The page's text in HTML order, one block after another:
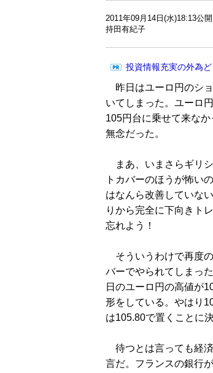
2011年09月14日(水)18:13公
持田有紀子
投資情報充実の外為ど
昨日はユーロ円のシ
いてしまった。ユーロ
105円台に乗せて来な
無念だった。
まあ、いまさらギリ
トカバーのほうが怖い
はなんら改善していな
りから完全に下向きト
忘れよう！
そういうわけで再度
バーでやられてしまっ
日のユーロ円の高値が
形をしている。やはり
は105.80で置くことに
待つとは言っても経
言だ。フランスの銀行